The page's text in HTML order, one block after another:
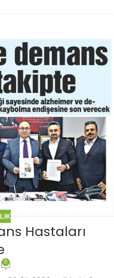
Hastaları
0